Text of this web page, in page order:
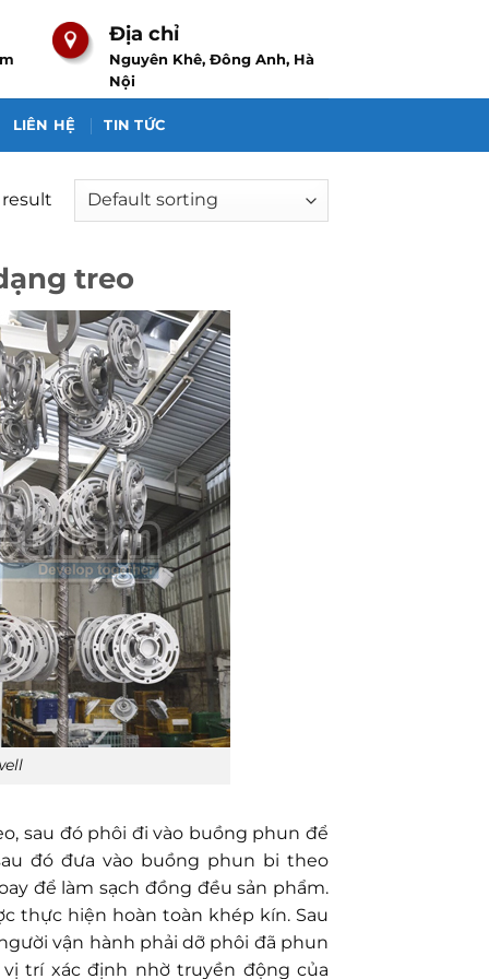
Địa chỉ
Nguyên Khê, Đông Anh, Hà
Nội
LIÊN HỆ TIN TỨC
treo
sau đó phôi đi vào buồng phun để
đó đưa vào buồng phun bi theo
để làm sạch đồng đều sản phẩm.
thực hiện hoàn toàn khép kín. Sau
vận hành phải dỡ phôi đã phun
trí xác định nhờ truyền động của